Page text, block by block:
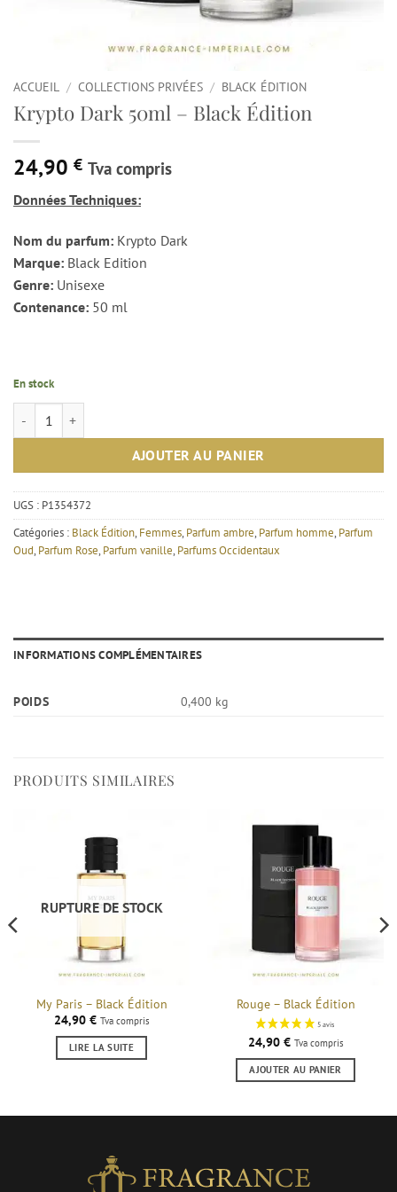
ACCUEIL / COLLECTIONS PRIVÉES / BLACK ÉDITION
Krypto Dark 50ml – Black Édition
24,90 € Tva compris
Données Techniques:
Nom du parfum: Krypto Dark
Marque: Black Edition
Genre: Unisexe
Contenance: 50 ml
En stock
quantité de Krypto Dark 50ml – Black Édition
AJOUTER AU PANIER
UGS : P1354372
Catégories : Black Édition, Femmes, Parfum ambre, Parfum homme, Parfum
Oud, Parfum Rose, Parfum vanille, Parfums Occidentaux
INFORMATIONS COMPLÉMENTAIRES
POIDS 0,400 kg
PRODUITS SIMILAIRES
RUPTURE DE STOCK
My Paris – Black Édition
24,90 € Tva compris
LIRE LA SUITE
Rouge – Black Édition
24,90 € Tva compris
AJOUTER AU PANIER